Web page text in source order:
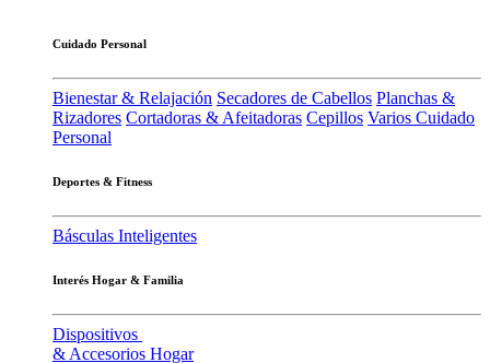
Cuidado Personal
Bienestar & Relajación Secadores de Cabellos Planchas &
Rizadores Cortadoras & Afeitadoras Cepillos Varios Cuidado
Personal
Deportes & Fitness
Básculas Inteligentes
Interés Hogar & Familia
Dispositivos
& Accesorios Hogar